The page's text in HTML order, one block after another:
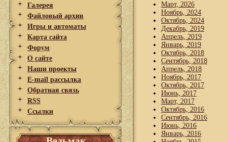
Галерея
Файловый архив
Игры и автоматы
Карта сайта
Форум
О сайте
Наши проекты
E-mail рассылка
Обратная связь
RSS
Ссылки
Март, 2026
Ноябрь, 2024
Октябрь, 2024
Декабрь, 2019
Апрель, 2019
Январь, 2019
Октябрь, 2018
Сентябрь, 2018
Апрель, 2018
Ноябрь, 2017
Октябрь, 2017
Июнь, 2017
Март, 2017
Октябрь, 2016
Сентябрь, 2016
Июнь, 2016
Январь, 2016